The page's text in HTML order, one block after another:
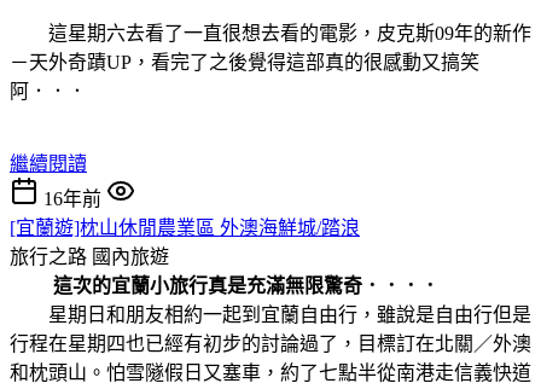
這星期六去看了一直很想去看的電影，皮克斯09年的新作
－天外奇蹟UP，看完了之後覺得這部真的很感動又搞笑
阿．．．
繼續閱讀
16年前
[宜蘭遊]枕山休閒農業區 外澳海鮮城/踏浪
旅行之路 國內旅遊
這次的宜蘭小旅行真是充滿無限驚奇．．．．
星期日和朋友相約一起到宜蘭自由行，雖說是自由行但是
行程在星期四也已經有初步的討論過了，目標訂在北關／外澳
和枕頭山。怕雪隧假日又塞車，約了七點半從南港走信義快道